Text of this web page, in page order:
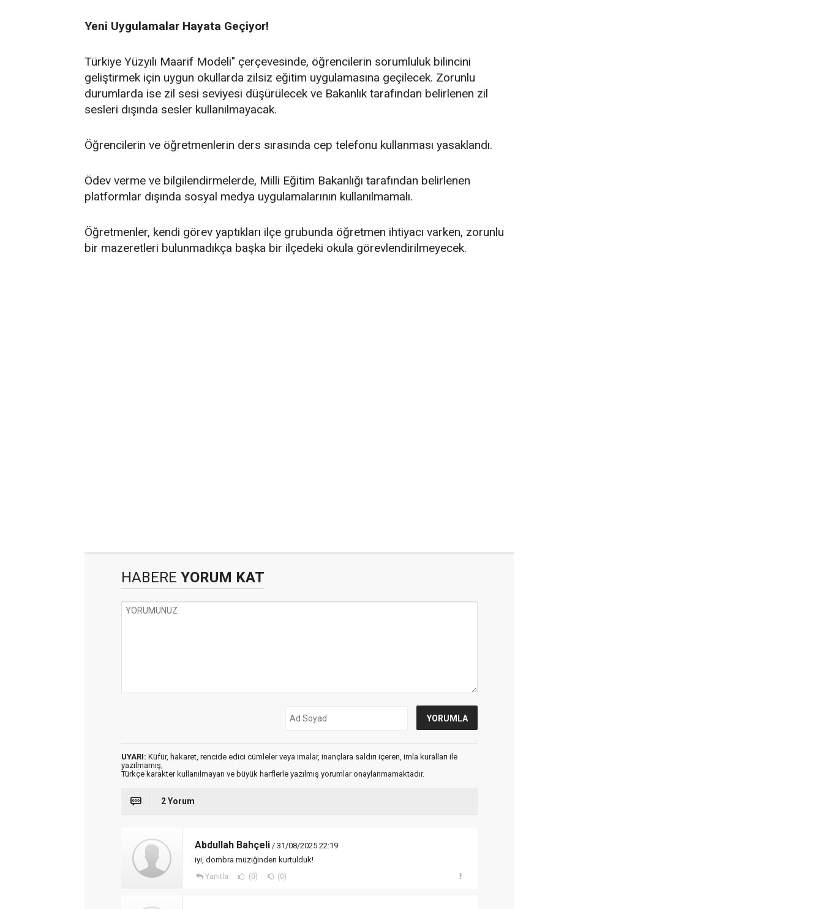
Yeni Uygulamalar Hayata Geçiyor!
Türkiye Yüzyılı Maarif Modeli" çerçevesinde, öğrencilerin sorumluluk bilincini
geliştirmek için uygun okullarda zilsiz eğitim uygulamasına geçilecek. Zorunlu
durumlarda ise zil sesi seviyesi düşürülecek ve Bakanlık tarafından belirlenen zil
sesleri dışında sesler kullanılmayacak.
Öğrencilerin ve öğretmenlerin ders sırasında cep telefonu kullanması yasaklandı.
Ödev verme ve bilgilendirmelerde, Milli Eğitim Bakanlığı tarafından belirlenen
platformlar dışında sosyal medya uygulamalarının kullanılmamalı.
Öğretmenler, kendi görev yaptıkları ilçe grubunda öğretmen ihtiyacı varken, zorunlu
bir mazeretleri bulunmadıkça başka bir ilçedeki okula görevlendirilmeyecek.
HABERE YORUM KAT
UYARI: Küfür, hakaret, rencide edici cümleler veya imalar, inançlara saldırı içeren, imla kuralları ile
yazılmamış,
Türkçe karakter kullanılmayan ve büyük harflerle yazılmış yorumlar onaylanmamaktadır.
2 Yorum
Abdullah Bahçeli / 31/08/2025 22:19
iyi, dombra müziğinden kurtulduk!
Yanıtla (0) (0)